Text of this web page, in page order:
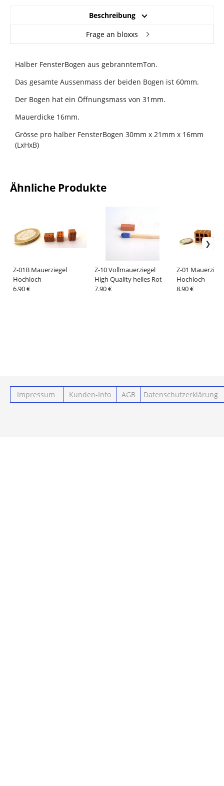
Beschreibung
Frage an bloxxs
Halber FensterBogen aus gebranntemTon.
Das gesamte Aussenmass der beiden Bogen ist 60mm.
Der Bogen hat ein Öffnungsmass von 31mm.
Mauerdicke 16mm.
Grösse pro halber FensterBogen 30mm x 21mm x 16mm
(LxHxB)
Ähnliche Produkte
Z-01B Mauerziegel
Hochloch
6.90 €
Z-10 Vollmauerziegel
High Quality helles Rot
7.90 €
Z-01
Hochloch
8.90 €
Impressum Kunden-Info AGB Datenschutzerklärung